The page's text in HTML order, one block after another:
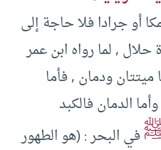
أو جرادا فلا حاجة إلى
حلال , لما رواه ابن عمر
ودمان , فأما
الدمان فالكبد
في البحر : (هو الطهور